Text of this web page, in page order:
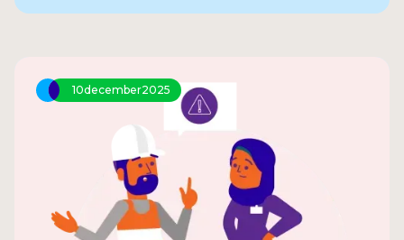
werk in sectoren als in de bouw, logistiek,
invloed hebben op je gezondheid, veiligheid en
concentratie. In dit artikel lees je waar je op
moet letten als je in koude omstandigheden
werkt, welke risico’s er zijn en wat jij zelf kunt
doen om veilig, gezond en warm te blijven
10december2025